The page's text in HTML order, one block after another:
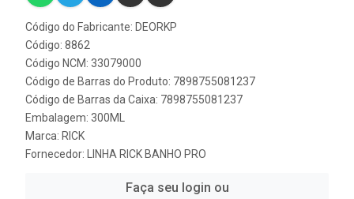
Código do Fabricante: DEORKP
Código: 8862
Código NCM: 33079000
Código de Barras do Produto: 7898755081237
Código de Barras da Caixa: 7898755081237
Embalagem: 300ML
Marca: RICK
Fornecedor:
LINHA RICK BANHO PRO
Faça seu login ou